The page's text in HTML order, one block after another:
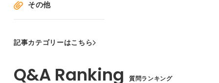
その他
記事カテゴリーはこちら
質問ランキング